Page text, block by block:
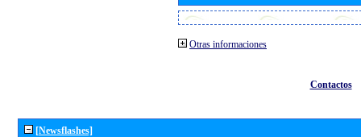
Otras informaciones
Contactos
[Newsflashes]